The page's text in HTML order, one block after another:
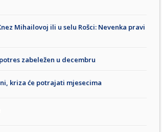
Mihailovoj ili u selu Rošci: Nevenka pravi
zabeležen u decembru
kriza će potrajati mjesecima